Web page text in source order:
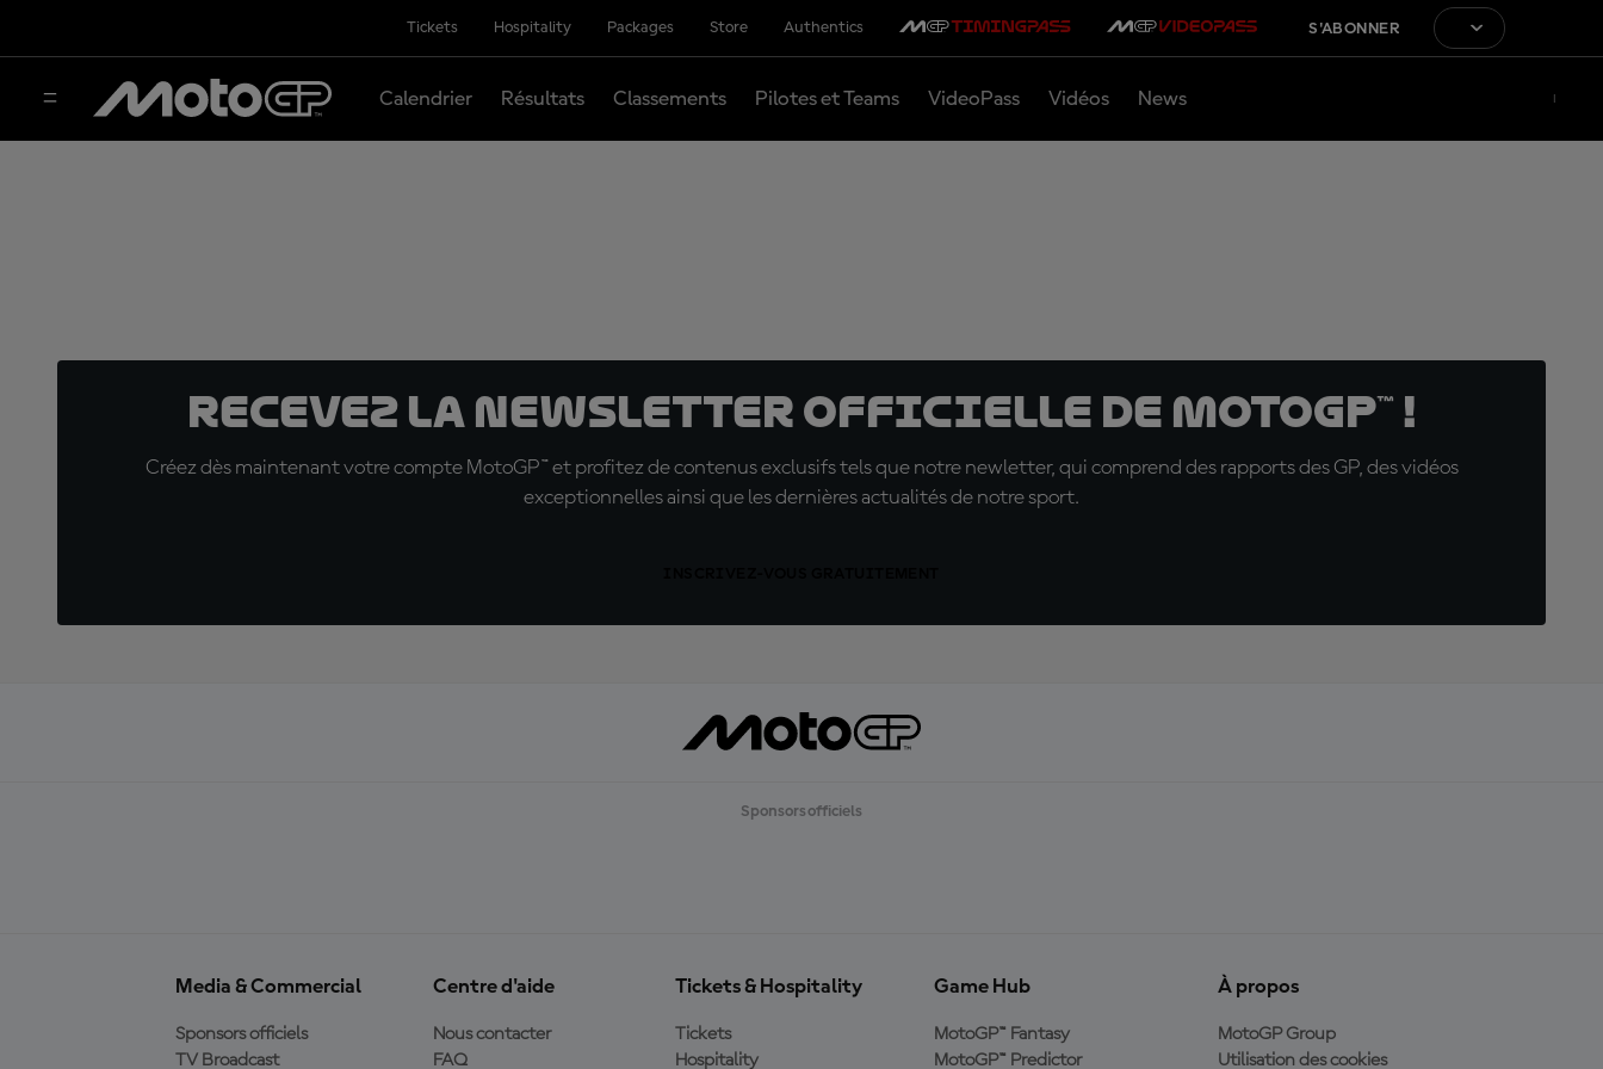
Tickets Hospitality Packages Store Authentics S'ABONNER
Calendrier Résultats Classements Pilotes et Teams VideoPass Vidéos News
Recevez la Newsletter officielle de MotoGP™ !
Créez dès maintenant votre compte MotoGP™ et profitez de contenus exclusifs tels que notre newletter, qui comprend des rapports des GP, des vidéos
exceptionnelles ainsi que les dernières actualités de notre sport.
Sponsors officiels
Media & Commercial
Sponsors officiels
TV Broadcast
Centre d'aide
Nous contacter
FAQ
Tickets & Hospitality
Tickets
Hospitality
Game Hub
MotoGP™ Fantasy
MotoGP™ Predictor
À propos
MotoGP Group
Utilisation des cookies